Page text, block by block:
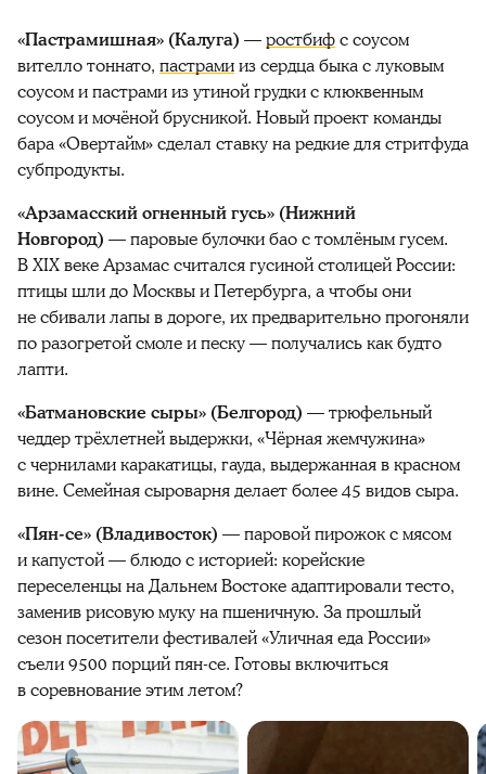
«Пастрамишная» (Калуга) —ростбифс соусом
вителло тоннато, пастрамииз сердца быка с луковым
соусом и пастрами из утиной грудки с клюквенным
соусом и мочёной брусникой. Новый проект команды
бара «Овертайм» сделал ставку на редкие для стритфуда
субпродукты.
«Арзамасский огненный гусь» (Нижний
Новгород) — паровые булочки бао с томлёным гусем.
В XIX веке Арзамас считался гусиной столицей России:
птицы шли до Москвы и Петербурга, а чтобы они
не сбивали лапы в дороге, их предварительно прогоняли
по разогретой смоле и песку — получались как будто
лапти.
«Батмановские сыры» (Белгород) — трюфельный
чеддер трёхлетней выдержки, «Чёрная жемчужина»
с чернилами каракатицы, гауда, выдержанная в красном
вине. Семейная сыроварня делает более 45 видов сыра.
«Пян-се» (Владивосток) — паровой пирожок с мясом
и капустой — блюдо с историей: корейские
переселенцы на Дальнем Востоке адаптировали тесто,
заменив рисовую муку на пшеничную. За прошлый
сезон посетители фестивалей «Уличная еда России»
съели 9500 порций пян-се. Готовы включиться
в соревнование этим летом?